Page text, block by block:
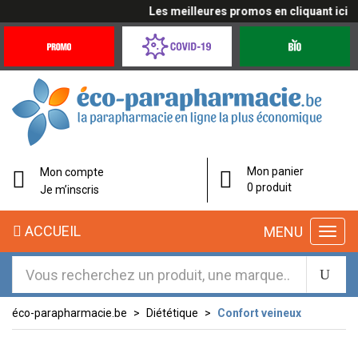
Les meilleures promos en cliquant ici
Offres
Coronavirus
éco-
parapharmacie.fr
éco-
parapharmacie.fr
Mon compte
Je m’inscris
Mon panier
0 produit
MENU
ACCUEIL
éco-parapharmacie.be Diététique Confort veineux